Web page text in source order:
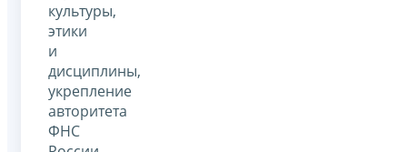
культуры,
этики
и
дисциплины,
укрепление
авторитета
ФНС